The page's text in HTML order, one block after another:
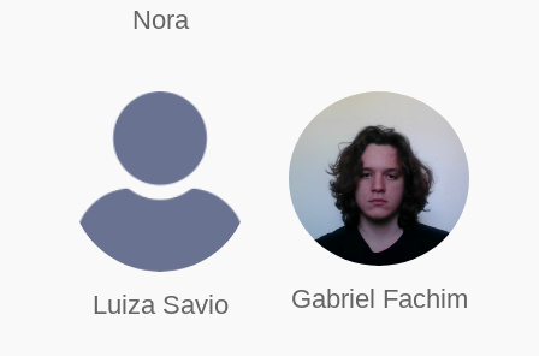
Nora
Luiza Savio Gabriel Fachim